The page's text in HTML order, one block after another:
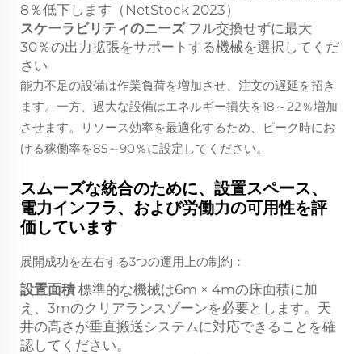
8％低下します（NetStock 2023）
スケーラビリティのニーズ フル交換せずに最大
30％の出力拡張をサポートする機械を選択してくだ
さい
能力不足の設備は作業負荷を増加させ、注文の遅延を招き
ます。一方、過大な設備はエネルギー損失を18～22％増加
させます。リソース効率を最適化するため、ピーク時にお
ける稼働率を85～90％に設定してください。
スムーズな統合のために、設置スペース、
電力インフラ、および労働力の可用性を評
価しています
展開成功を左右する3つの運用上の制約：
設置面積 標準的な機械は6m × 4mの床面積に加
え、3mのクリアランスゾーンを必要とします。天
井の高さが垂直搬送システムに対応できることを確
認してください。